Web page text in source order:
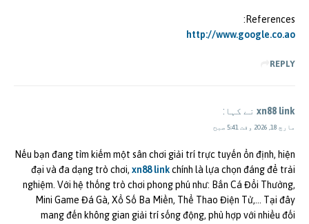
References:
http://www.google.co.ao
REPLY
xn88 link نے کہا:
مارچ 18, 2026 وقت 5:41 صبح
Nếu bạn đang tìm kiếm một sân chơi giải trí trực tuyến ổn định, hiện
đại và đa dạng trò chơi, xn88 linkchính là lựa chọn đáng để trải
nghiệm. Với hệ thống trò chơi phong phú như: Bắn Cá Đổi Thưởng,
Mini Game Đá Gà, Xổ Số Ba Miền, Thể Thao Điện Tử,… Tại đây
mang đến không gian giải trí sống động, phù hợp với nhiều đối